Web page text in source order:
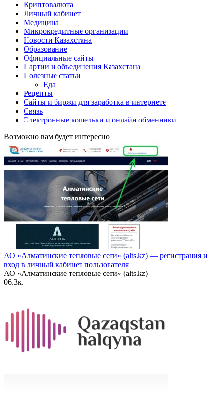
Криптовалюта
Личный кабинет
Медицина
Микрокредитные организации
Новости Казахстана
Образование
Официальные сайты
Партии и объединения Казахстана
Полезные статьи
Еда
Рецепты
Сайты и биржи для заработка в интернете
Связь
Электронные кошельки и онлайн обменники
Возможно вам будет интересно
АО «Алматинские тепловые сети» (alts.kz) — регистрация и
вход в личный кабинет пользователя
АО «Алматинские тепловые сети» (alts.kz) —
06.3к.